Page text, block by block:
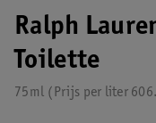
Ralph
Toilette
75ml Prijs per liter